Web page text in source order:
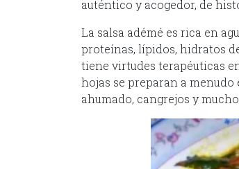
auténtico y acogedor, de
La salsa adémé es rica en
proteínas, lípidos, hidratos
tiene virtudes terapéuticas
hojas se preparan a
ahumado, cangrejos y